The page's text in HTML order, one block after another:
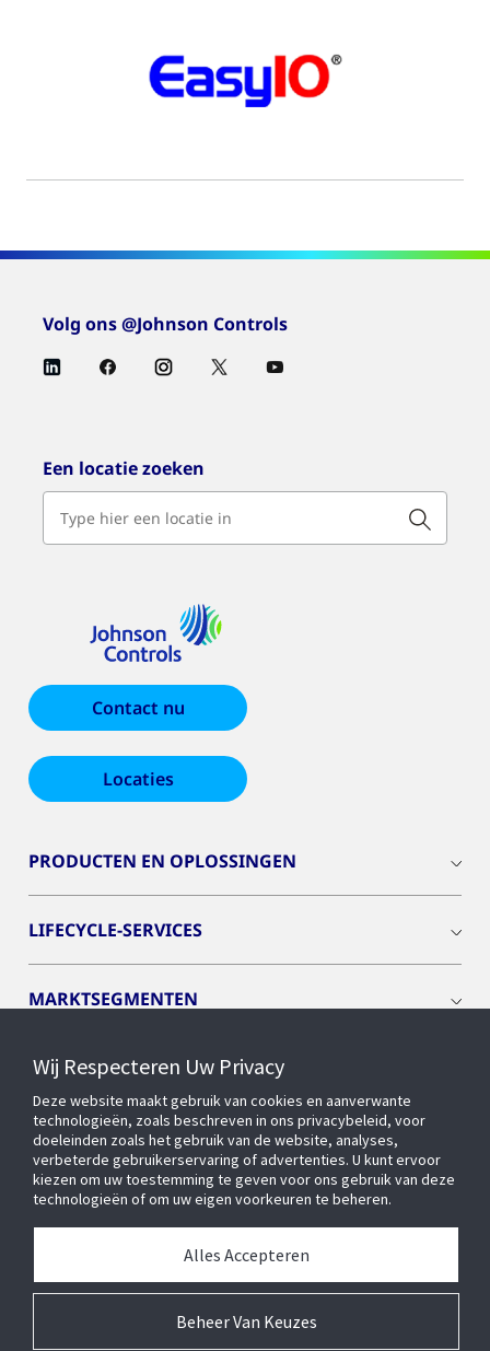
Volg ons @Johnson Controls
Een locatie zoeken
Contact nu
Locaties
PRODUCTEN EN OPLOSSINGEN
LIFECYCLE-SERVICES
MARKTSEGMENTEN
CYBER SOLUTIONS
OPENBLUE
SLIMME GEBOUWEN
Wij Respecteren Uw Privacy
Deze website maakt gebruik van cookies en aanverwante
technologieën, zoals beschreven in ons privacybeleid, voor
doeleinden zoals het gebruik van de website, analyses,
verbeterde gebruikerservaring of advertenties. U kunt ervoor
kiezen om uw toestemming te geven voor ons gebruik van deze
technologieën of om uw eigen voorkeuren te beheren.
Beheer Van Keuzes
Alles Accepteren